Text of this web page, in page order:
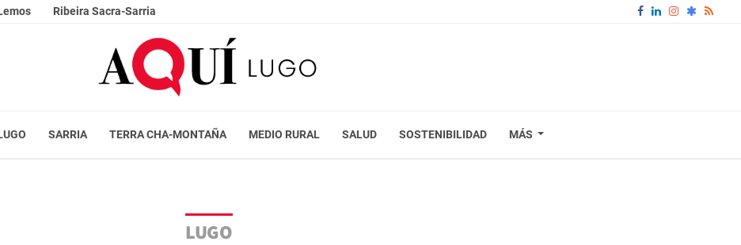
Ribeira Sacra-Sarria
SARRIA TERRA CHA-MONTAÑA MEDIO RURAL SALUD SOSTENIBILIDAD MÁS
LUGO